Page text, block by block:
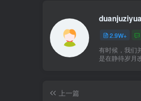
2.9W+
有时候，我们
是在静待岁月
上一篇